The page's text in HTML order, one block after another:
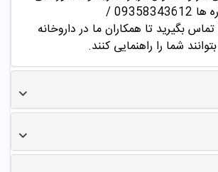
توانید با این شماره ها 09358343612 /
تماس بگیرید تا همکاران ما در داروخانه
شما را راهنمایی کنند.